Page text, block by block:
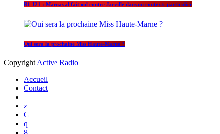
R1 J21 : Marnaval fait nul contre Jarville dans un contexte particulier
Qui sera la prochaine Miss Haute-Marne ?
CopyrightActive Radio
Accueil
Contact